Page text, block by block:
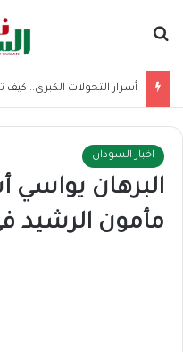
اخبار السودان
البرهان يواسي
مأمون الرشيد